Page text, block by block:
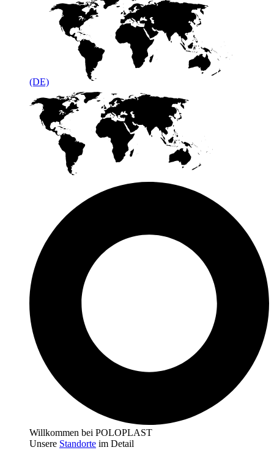
(DE)
Willkommen bei POLOPLAST
Unsere Standorte im Detail